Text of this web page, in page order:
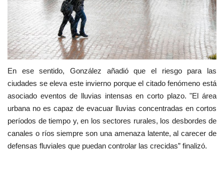
En ese sentido, González añadió que el riesgo para las
ciudades se eleva este invierno porque el citado fenómeno está
asociado eventos de lluvias intensas en corto plazo. "El área
urbana no es capaz de evacuar lluvias concentradas en cortos
períodos de tiempo y, en los sectores rurales, los desbordes de
canales o ríos siempre son una amenaza latente, al carecer de
defensas fluviales que puedan controlar las crecidas” finalizó.